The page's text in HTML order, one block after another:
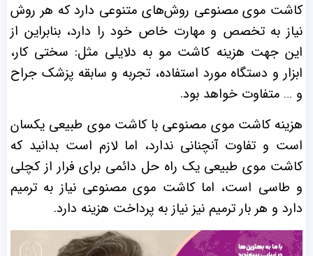
کاشت موی مصنوعی روش‌های متنوعی دارد که هر روش
نیاز به تخصص و مهارت خاص خود را دارد، بنابراین از
این جهت هزینه کاشت مو به دلایلی مثل: سختی کار،
ابزار و دستگاه مورد استفاده، تجربه و سابقه پزشک جراح
و … متفاوت خواهد بود.
هزینه کاشت موی مصنوعی با کاشت موی طبیعی یکسان
است و تفاوت آنچنانی ندارد، اما لازم است بدانید که
کاشت موی طبیعی یک راه حل دائمی برای فرار از کچلی
و طاسی است، اما کاشت موی مصنوعی نیاز به ترمیم
دارد و هر بار ترمیم نیز نیاز به پرداخت هزینه دارد.